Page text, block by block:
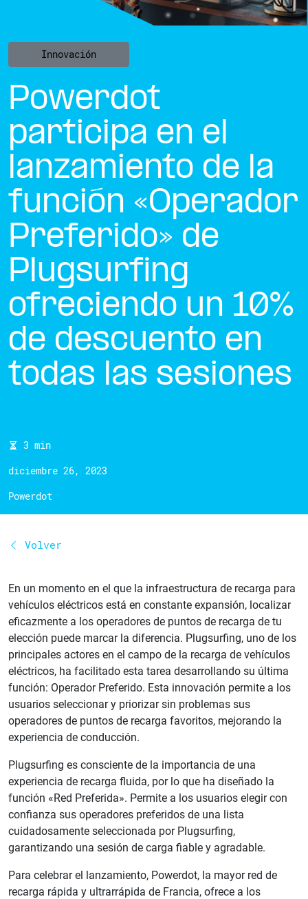
Innovación
Powerdot
participa en el
lanzamiento de la
función «Operador
Preferido» de
Plugsurfing
ofreciendo un 10%
de descuento en
todas las sesiones
3 min
diciembre 26, 2023
Powerdot
Volver
En un momento en el que la infraestructura de recarga para
vehículos eléctricos está en constante expansión, localizar
eficazmente a los operadores de puntos de recarga de tu
elección puede marcar la diferencia. Plugsurfing, uno de los
principales actores en el campo de la recarga de vehículos
eléctricos, ha facilitado esta tarea desarrollando su última
función: Operador Preferido. Esta innovación permite a los
usuarios seleccionar y priorizar sin problemas sus
operadores de puntos de recarga favoritos, mejorando la
experiencia de conducción.
Plugsurfing es consciente de la importancia de una
experiencia de recarga fluida, por lo que ha diseñado la
función «Red Preferida». Permite a los usuarios elegir con
confianza sus operadores preferidos de una lista
cuidadosamente seleccionada por Plugsurfing,
garantizando una sesión de carga fiable y agradable.
Para celebrar el lanzamiento, Powerdot, la mayor red de
recarga rápida y ultrarrápida de Francia, ofrece a los